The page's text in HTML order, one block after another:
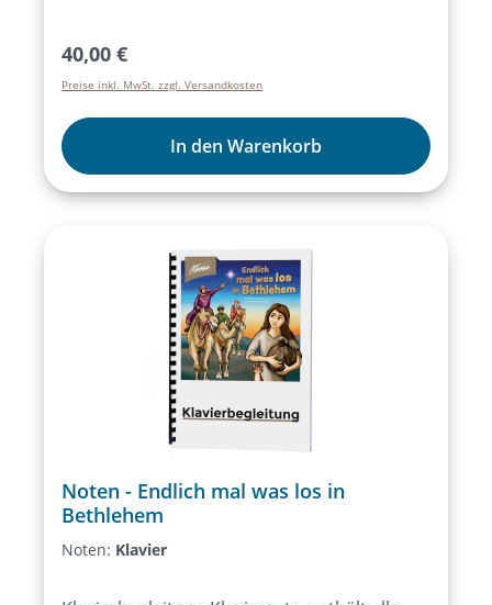
Aufführungsrecht für alle Aufführungen des
Musicals für ein Jahr erworben. Der Kauf des
Artikels „Aufführungsrecht“ ist dann nicht
mehr notwendig. Weitere Infos dazu
hier:Aufführungsrecht
Regulärer Preis:
40,00 €
Preise inkl. MwSt. zzgl. Versandkosten
In den Warenkorb
Noten - Endlich mal was los in
Bethlehem
Noten: Klavier